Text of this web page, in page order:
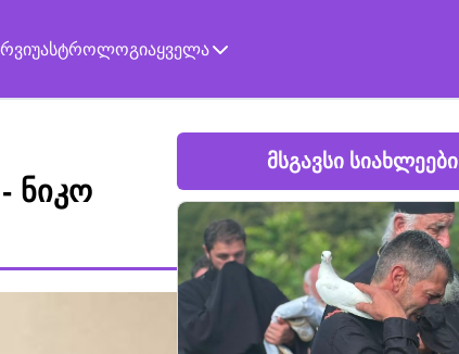
ასტროლოგიაყველა
ნიკო
მსგავსი სიახლეები